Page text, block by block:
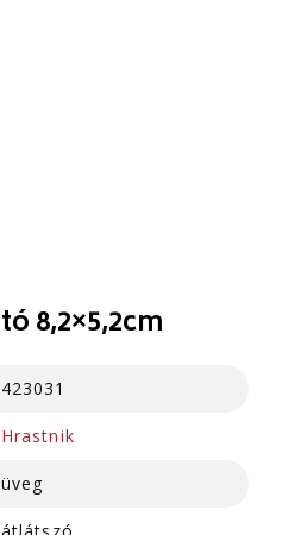
8,2×5,2cm
423031
Hrastnik
üveg